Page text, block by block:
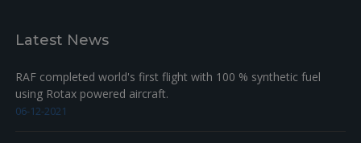
Latest News
RAF completed world's first flight with 100 % synthetic fuel
using Rotax powered aircraft.
06-12-2021